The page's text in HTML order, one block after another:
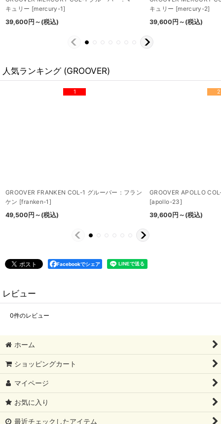
キュリー [mercury-1]
39,600 円 ～ (税込)
キュリー [mercury-2]
39,600 円 ～ (税込)
人気ランキング (GROOVER)
1
GROOVER FRANKEN COL-1 グルーバー：フラン
ケン [franken-1 ]
49,500 円 ～ (税込)
2
GROOVER APOLLO
[apollo-23]
39,600 円 ～ (税込)
Facebookでシェア
レビュー
0件のレビュー
ホーム
ショッピングカート
マイページ
お気に入り
最近チェックしたアイテム